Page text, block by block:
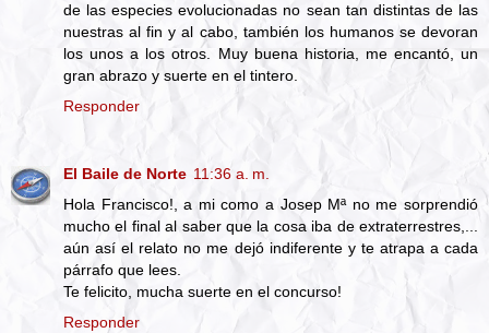
de las especies evolucionadas no sean tan distintas de las
nuestras al fin y al cabo, también los humanos se devoran
los unos a los otros. Muy buena historia, me encantó, un
gran abrazo y suerte en el tintero.
Responder
El Baile de Norte 11:36 a. m.
Hola Francisco!, a mi como a Josep Mª no me sorprendió
mucho el final al saber que la cosa iba de extraterrestres,...
aún así el relato no me dejó indiferente y te atrapa a cada
párrafo que lees.
Te felicito, mucha suerte en el concurso!
Responder